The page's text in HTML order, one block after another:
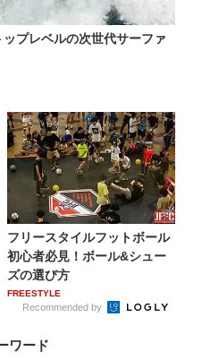
プレベルの次世代サーファ
フリースタイルフットボール
初心者必見！ボール&シュー
ズの選び方
FREESTYLE
Recommended by
ワード